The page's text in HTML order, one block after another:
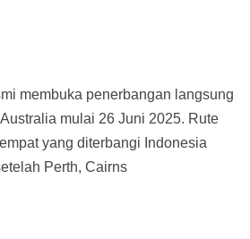
membuka penerbangan langsung
mulai 26 Juni 2025. Rute
yang diterbangi Indonesia
Perth, Cairns